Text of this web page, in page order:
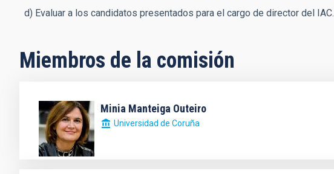
d) Evaluar a los candidatos presentados para el cargo de director del IAC.
Miembros de la comisión
Minia Manteiga Outeiro
Universidad de Coruña